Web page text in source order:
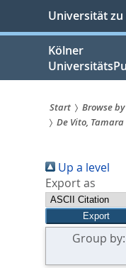
springen
Universität zu
Kölner
Sie
sind
hier:
Start Browse
De Vito, Tamara
Up a level
Export as
Group by: